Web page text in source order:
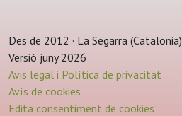
Des de 2012 · La Segarra (Catalonia)
Versió juny 2026
Avis legal i Política de privacitat
Avís de cookies
Edita consentiment de cookies